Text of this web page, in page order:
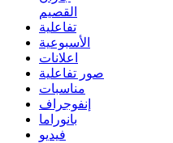
القصيم
تفاعلية
الأسبوعية
اعلانات
صور تفاعلية
مناسبات
إنفوجراف
بانوراما
فيديو